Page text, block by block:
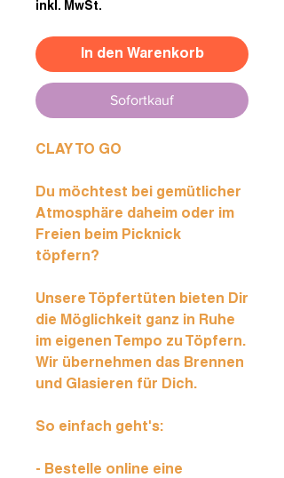
inkl. MwSt.
In den Warenkorb
Sofortkauf
CLAY TO GO
Du möchtest bei gemütlicher
Atmosphäre daheim oder im
Freien beim Picknick
töpfern?
Unsere Töpfertüten bieten Dir
die Möglichkeit ganz in Ruhe
im eigenen Tempo zu Töpfern.
Wir übernehmen das Brennen
und Glasieren für Dich.
So einfach geht's:
- Bestelle online eine